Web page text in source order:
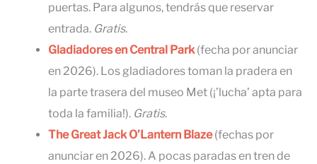
puertas. Para algunos, tendrás que reservar
entrada. Gratis.
Gladiadores en Central Park (fecha por anunciar
en 2026). Los gladiadores toman la pradera en
la parte trasera del museo Met (¡’lucha’ apta para
toda la familia!). Gratis.
The Great Jack O’Lantern Blaze (fechas por
anunciar en 2026). A pocas paradas en tren de